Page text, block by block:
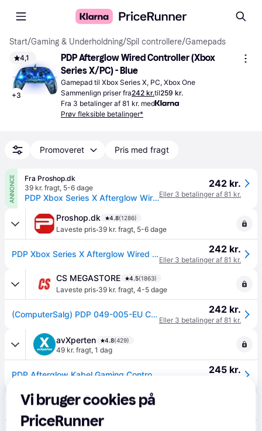
Start/Gaming & Underholdning/Spil controllere/Gamepads
4,1
+3
PDP Afterglow Wired Controller (Xbox
Series X/PC) - Blue
Gamepad til Xbox Series X, PC, Xbox One
Sammenlign priser fra242 kr.til259 kr.
Fra 3 betalinger af 81 kr. med
Prøv fleksible betalinger*
Promoveret Pris med fragt
ANNONCE
Fra Proshop.dk
39 kr. fragt, 5-6 dage
PDP Xbox Series X Afterglow Wired Controller - Wired Controller - Microsoft Xbox One
242 kr.
Eller 3 betalinger af 81 kr.
Proshop.dk 4.8(1286)
Laveste pris·39 kr. fragt, 5-6 dage
PDP Xbox Series X Afterglow Wired Controller - Wired Controller - Microsoft Xbox One 242 kr.
Eller 3 betalinger af 81 kr.
CS MEGASTORE 4.5(1863)
Laveste pris·39 kr. fragt, 4-5 dage
(ComputerSalg) PDP 049-005-EU Controller Xbox Series X Transparent 242 kr.
Eller 3 betalinger af 81 kr.
avXperten 4.8(429)
49 kr. fragt, 1 dag
245 kr.
Coolshop 4.9 (54)
39 kr. fragt
Vi bruger cookies på
PriceRunner